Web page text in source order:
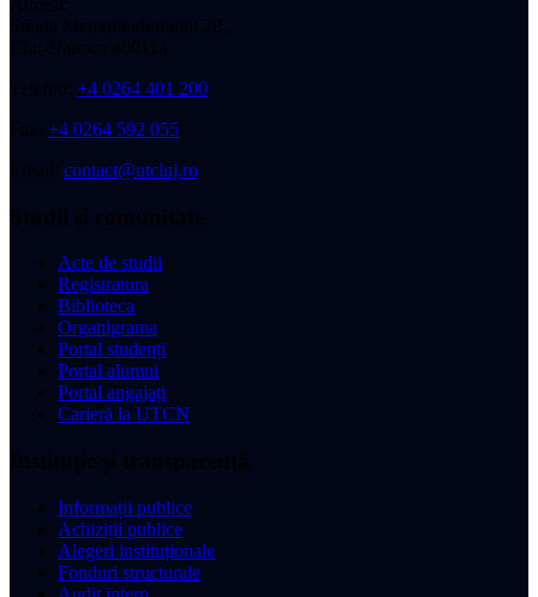
+4 0264 401 200
+4 0264 592 055
contact@utcluj.ro
Acte de studii
Registratura
Biblioteca
Organigrama
Portal studenți
Portal alumni
Portal angajați
Carieră la UTCN
Informații publice
Achiziții publice
Alegeri instituționale
Fonduri structurale